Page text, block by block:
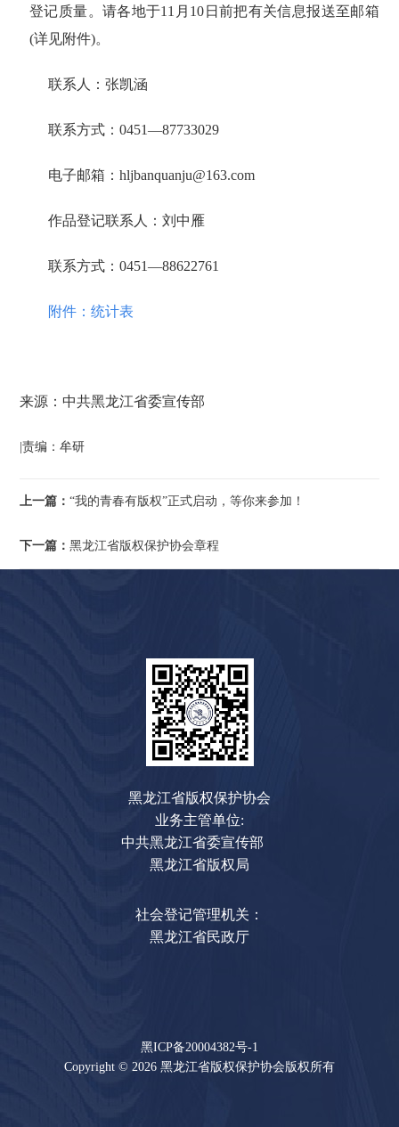
登记质量。请各地于11月10日前把有关信息报送至邮箱
(详见附件)。
联系人：张凯涵
联系方式：0451—87733029
电子邮箱：hljbanquanju@163.com
作品登记联系人：刘中雁
联系方式：0451—88622761
附件：统计表
来源：中共黑龙江省委宣传部
|责编：牟研
上一篇：“我的青春有版权”正式启动，等你来参加！
下一篇：黑龙江省版权保护协会章程
黑龙江省版权保护协会
业务主管单位:
中共黑龙江省委宣传部
黑龙江省版权局
社会登记管理机关：
黑龙江省民政厅
黑ICP备20004382号-1
Copyright © 2026 黑龙江省版权保护协会版权所有